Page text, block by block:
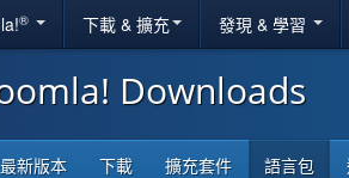
® 下載 & 擴充 發現 & 學習
Downloads
最新版本 下載 擴充套件 語言包